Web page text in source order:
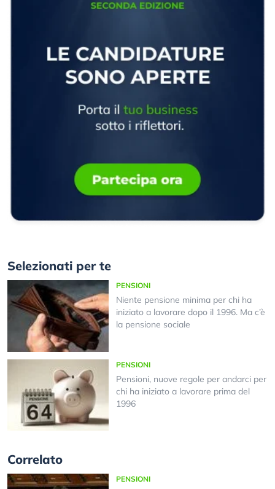
Selezionati per te
PENSIONI
Niente pensione minima per chi ha
iniziato a lavorare dopo il 1996. Ma c’è
la pensione sociale
PENSIONI
Pensioni, nuove regole per andarci per
chi ha iniziato a lavorare prima del
1996
Correlato
PENSIONI